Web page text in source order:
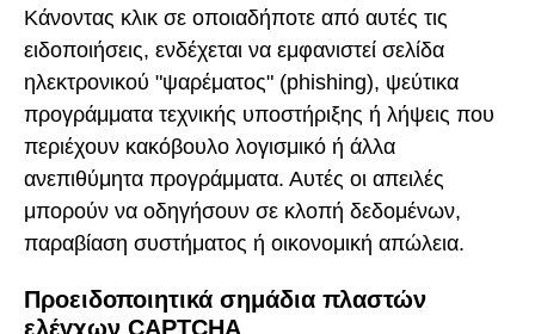
Κάνοντας κλικ σε οποιαδήποτε από αυτές τις
ειδοποιήσεις, ενδέχεται να εμφανιστεί σελίδα
ηλεκτρονικού "ψαρέματος" (phishing), ψεύτικα
προγράμματα τεχνικής υποστήριξης ή λήψεις που
περιέχουν κακόβουλο λογισμικό ή άλλα
ανεπιθύμητα προγράμματα. Αυτές οι απειλές
μπορούν να οδηγήσουν σε κλοπή δεδομένων,
παραβίαση συστήματος ή οικονομική απώλεια.
Προειδοποιητικά σημάδια πλαστών
ελέγχων CAPTCHA